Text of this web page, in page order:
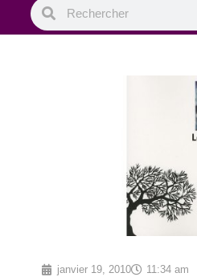
janvier 19, 2010 11:34 am